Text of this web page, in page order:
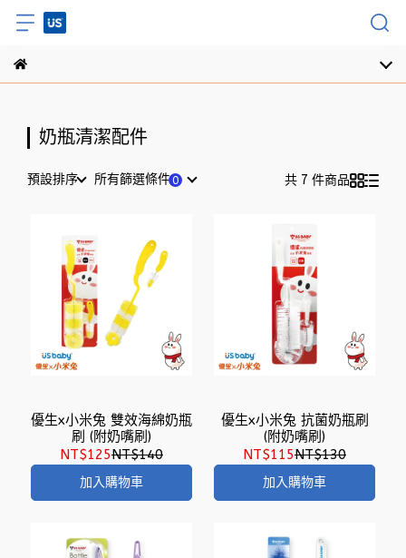
奶瓶清潔配件
預設排序 所有篩選條件 共 7 件商品
優生x小米兔 雙效海綿奶瓶
刷 (附奶嘴刷)
NT$125NT$140
加入購物車
優生x小米兔 抗菌奶瓶刷
(附奶嘴刷)
NT$115NT$130
加入購物車